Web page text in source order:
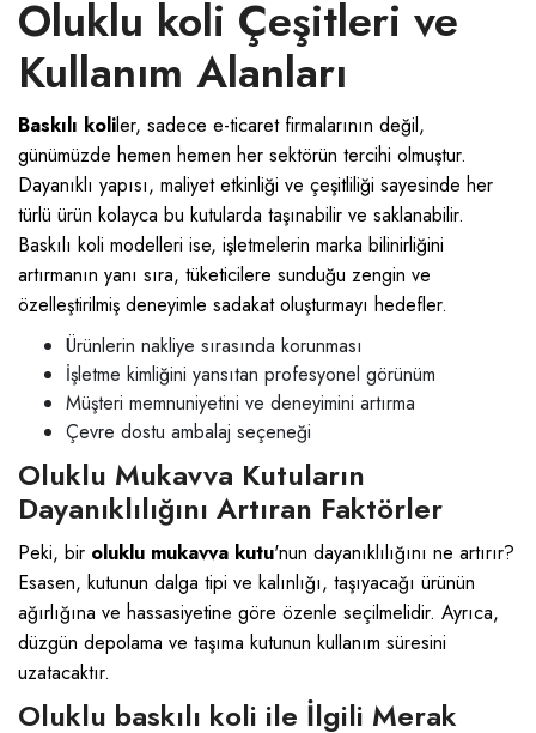
Oluklu koli Çeşitleri ve
Kullanım Alanları
Baskılı koliler, sadece e-ticaret firmalarının değil,
günümüzde hemen hemen her sektörün tercihi olmuştur.
Dayanıklı yapısı, maliyet etkinliği ve çeşitliliği sayesinde her
türlü ürün kolayca bu kutularda taşınabilir ve saklanabilir.
Baskılı koli modelleri ise, işletmelerin marka bilinirliğini
artırmanın yanı sıra, tüketicilere sunduğu zengin ve
özelleştirilmiş deneyimle sadakat oluşturmayı hedefler.
Ürünlerin nakliye sırasında korunması
İşletme kimliğini yansıtan profesyonel görünüm
Müşteri memnuniyetini ve deneyimini artırma
Çevre dostu ambalaj seçeneği
Oluklu Mukavva Kutuların
Dayanıklılığını Artıran Faktörler
Peki, bir oluklu mukavva kutu'nun dayanıklılığını ne artırır?
Esasen, kutunun dalga tipi ve kalınlığı, taşıyacağı ürünün
ağırlığına ve hassasiyetine göre özenle seçilmelidir. Ayrıca,
düzgün depolama ve taşıma kutunun kullanım süresini
uzatacaktır.
Oluklu baskılı koli ile İlgili Merak